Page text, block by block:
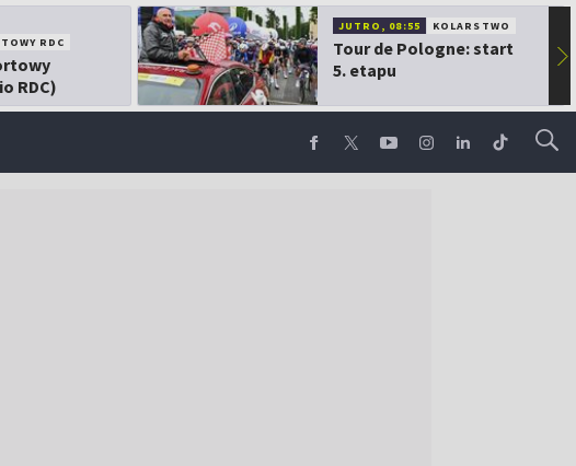
RDC
RDC)
JUTRO, 08:55 KOLARSTWO
Tour de Pologne: start
5. etapu
▶